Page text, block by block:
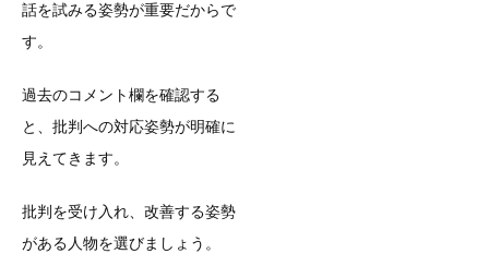
話を試みる姿勢が重要だからで
す。
過去のコメント欄を確認する
と、批判への対応姿勢が明確に
見えてきます。
批判を受け入れ、改善する姿勢
がある人物を選びましょう。